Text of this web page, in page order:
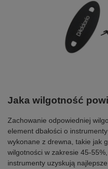
Jaka wilgotność
Zachowanie odpowiedniej
element dbałości o
wykonane z drewna, takie jak
wilgotności w zakresie 45-
instrumenty uzyskują